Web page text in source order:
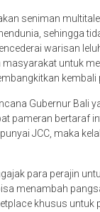
seniman
sehingga
warisan
untuk
Gubernur Bali
pameran bertaraf
JCC, maka
para perajin
menambah
khusus